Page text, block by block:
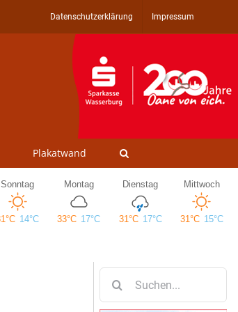
Datenschutzerklärung Impressum
Plakatwand
nach: